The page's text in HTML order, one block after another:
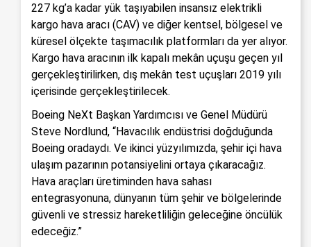
227 kg’a kadar yük taşıyabilen insansız elektrikli
kargo hava aracı (CAV) ve diğer kentsel, bölgesel ve
küresel ölçekte taşımacılık platformları da yer alıyor.
Kargo hava aracının ilk kapalı mekân uçuşu geçen yıl
gerçekleştirilirken, dış mekân test uçuşları 2019 yılı
içerisinde gerçekleştirilecek.
Boeing NeXt Başkan Yardımcısı ve Genel Müdürü
Steve Nordlund, “Havacılık endüstrisi doğduğunda
Boeing oradaydı. Ve ikinci yüzyılımızda, şehir içi hava
ulaşım pazarının potansiyelini ortaya çıkaracağız.
Hava araçları üretiminden hava sahası
entegrasyonuna, dünyanın tüm şehir ve bölgelerinde
güvenli ve stressiz hareketliliğin geleceğine öncülük
edeceğiz.”